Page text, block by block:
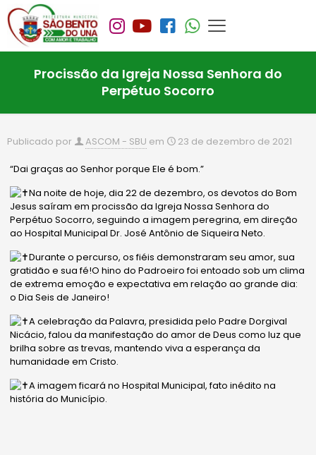
Procissão da Igreja Nossa Senhora do
Perpétuo Socorro
Publicado por ASCOM - SBU em 23 de dezembro de 2021
“Dai graças ao Senhor porque Ele é bom.”
Na noite de hoje, dia 22 de dezembro, os devotos do Bom
Jesus saíram em procissão da Igreja Nossa Senhora do
Perpétuo Socorro, seguindo a imagem peregrina, em direção
ao Hospital Municipal Dr. José Antônio de Siqueira Neto.
Durante o percurso, os fiéis demonstraram seu amor, sua
gratidão e sua fé!O hino do Padroeiro foi entoado sob um clima
de extrema emoção e expectativa em relação ao grande dia:
o Dia Seis de Janeiro!
A celebração da Palavra, presidida pelo Padre Dorgival
Nicácio, falou da manifestação do amor de Deus como luz que
brilha sobre as trevas, mantendo viva a esperança da
humanidade em Cristo.
A imagem ficará no Hospital Municipal, fato inédito na
história do Município.